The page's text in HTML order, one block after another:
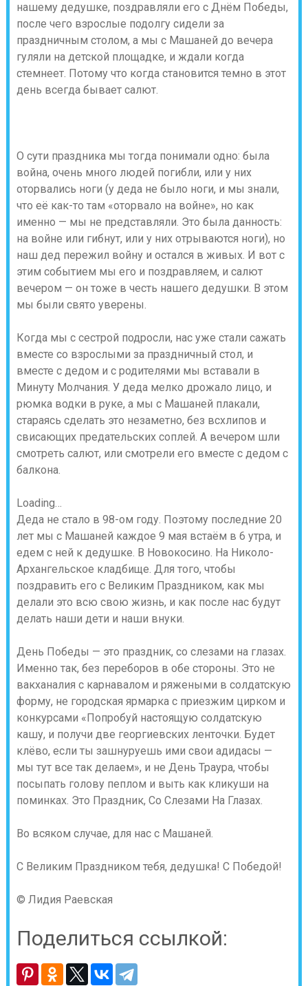
нашему дедушке, поздравляли его с Днём Победы,
после чего взрослые подолгу сидели за
праздничным столом, а мы с Машаней до вечера
гуляли на детской площадке, и ждали когда
стемнеет. Потому что когда становится темно в этот
день всегда бывает салют.
О сути праздника мы тогда понимали одно: была
война, очень много людей погибли, или у них
оторвались ноги (у деда не было ноги, и мы знали,
что её как-то там «оторвало на войне», но как
именно — мы не представляли. Это была данность:
на войне или гибнут, или у них отрываются ноги), но
наш дед пережил войну и остался в живых. И вот с
этим событием мы его и поздравляем, и салют
вечером — он тоже в честь нашего дедушки. В этом
мы были свято уверены.
Когда мы с сестрой подросли, нас уже стали сажать
вместе со взрослыми за праздничный стол, и
вместе с дедом и с родителями мы вставали в
Минуту Молчания. У деда мелко дрожало лицо, и
рюмка водки в руке, а мы с Машаней плакали,
стараясь сделать это незаметно, без всхлипов и
свисающих предательских соплей. А вечером шли
смотреть салют, или смотрели его вместе с дедом с
балкона.
Loading…
Деда не стало в 98-ом году. Поэтому последние 20
лет мы с Машаней каждое 9 мая встаём в 6 утра, и
едем с ней к дедушке. В Новокосино. На Николо-
Архангельское кладбище. Для того, чтобы
поздравить его с Великим Праздником, как мы
делали это всю свою жизнь, и как после нас будут
делать наши дети и наши внуки.
День Победы — это праздник, со слезами на глазах.
Именно так, без переборов в обе стороны. Это не
вакханалия с карнавалом и ряжеными в солдатскую
форму, не городская ярмарка с приезжим цирком и
конкурсами «Попробуй настоящую солдатскую
кашу, и получи две георгиевских ленточки. Будет
клёво, если ты зашнуруешь ими свои адидасы —
мы тут все так делаем», и не День Траура, чтобы
посыпать голову пеплом и выть как кликуши на
поминках. Это Праздник, Со Слезами На Глазах.
Во всяком случае, для нас с Машаней.
С Великим Праздником тебя, дедушка! С Победой!
© Лидия Раевская
Поделиться ссылкой: